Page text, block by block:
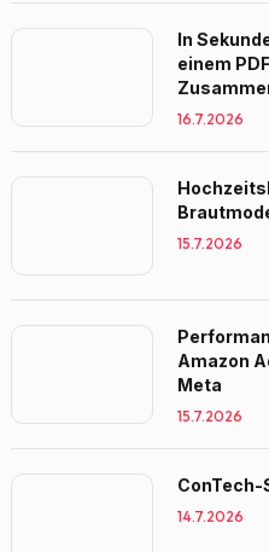
In
einem
16.7.2026
15.7.2026
Amazon
Meta
15.7.2026
14.7.2026